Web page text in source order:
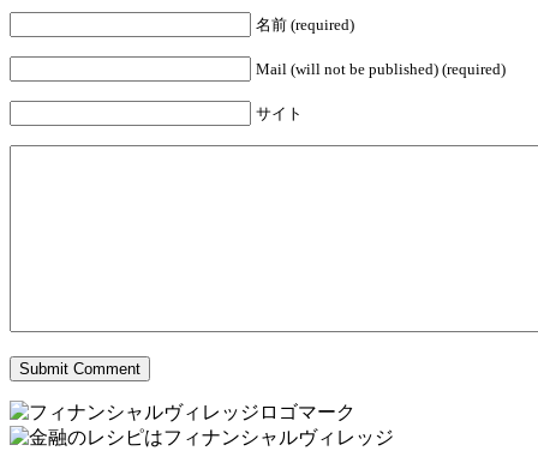
名前 (required)
Mail (will not be published) (required)
サイト